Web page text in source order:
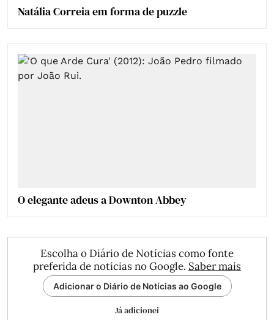
Natália Correia em forma de puzzle
O elegante adeus a Downton Abbey
Escolha o Diário de Notícias como fonte
preferida de notícias no Google. Saber mais
Adicionar o Diário de Notícias ao Google
Já adicionei